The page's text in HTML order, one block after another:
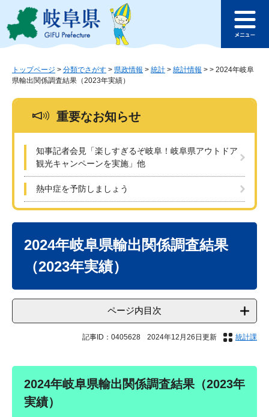
ジ
ュ
このページの本文へ
ュ
トップページ > 分類でさがす > 県政情報 > 統計 > 統計情報 > > 2024年岐阜
県輸出関係調査結果（2023年実績）
重要なお知らせ
知事記者会見「楽しすぎるぞ岐阜！岐阜県アウトドア
観光キャンペーンを実施」他
熱中症を予防しましょう
2024年岐阜県輸出関係調査結果
（2023年実績）
ページ内目次
記事ID：0405628 2024年12月26日更新 統計課
2024年岐阜県輸出関係調査結果（2023年
実績）